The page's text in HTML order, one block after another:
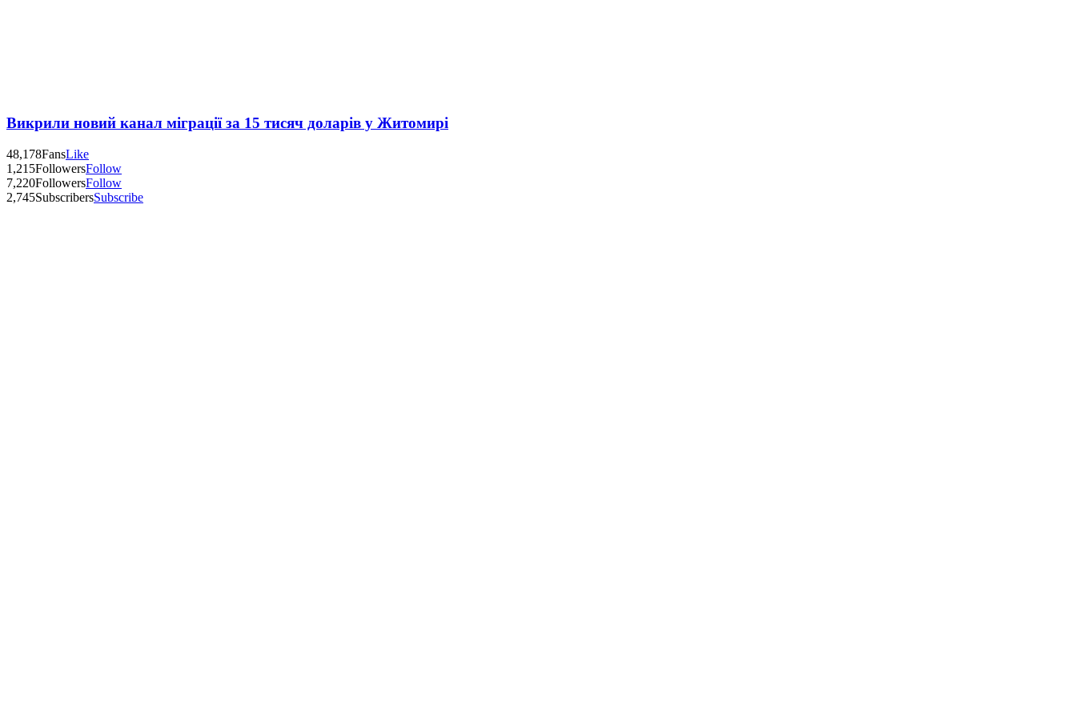
Викрили новий канал міграції за 15 тисяч доларів у Житомирі
48,178FansLike
1,215FollowersFollow
7,220FollowersFollow
2,745SubscribersSubscribe